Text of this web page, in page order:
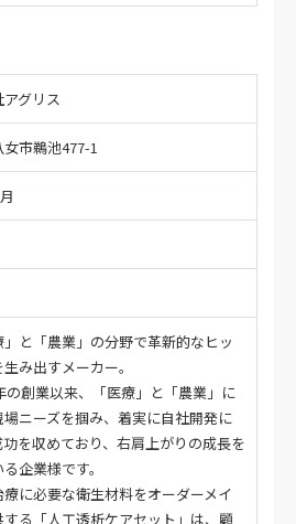
グリス
市鵜池477-1
」と「農業」の分野で革新的なヒッ
生み出すメーカー。
の創業以来、「医療」と「農業」に
場ニーズを掴み、着実に自社開発に
を収めており、右肩上がりの成長を
企業様です。
療に必要な衛生材料をオーダーメイ
する「人工透析ケアセット」は、顧